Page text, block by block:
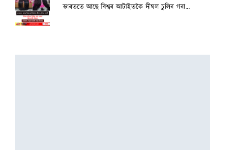
‘দেশৰ ৮৩% অভিযন্তা কৰ্মহীন, এআই বিপ্লৱৰ...
২৫ হাজাৰৰ স্ব-গণনা সম্পন্ন